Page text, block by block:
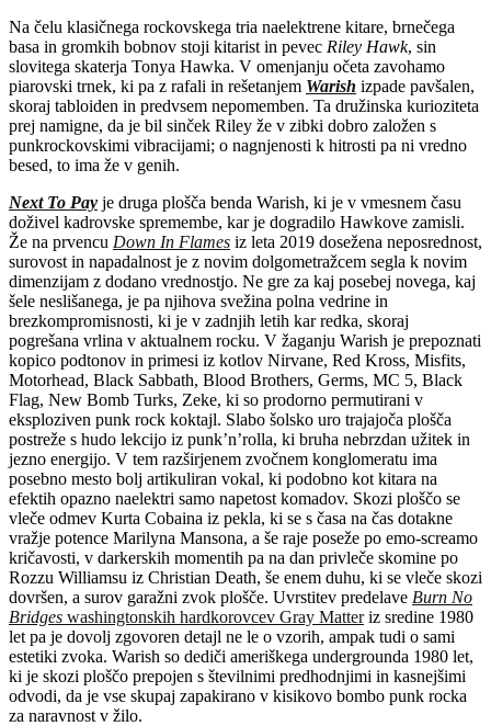
Na čelu klasičnega rockovskega tria naelektrene kitare, brnečega
basa in gromkih bobnov stoji kitarist in pevec Riley Hawk, sin
slovitega skaterja Tonya Hawka. V omenjanju očeta zavohamo
piarovski trnek, ki pa z rafali in rešetanjem Warish izpade pavšalen,
skoraj tabloiden in predvsem nepomemben. Ta družinska kurioziteta
prej namigne, da je bil sinček Riley že v zibki dobro založen s
punkrockovskimi vibracijami; o nagnjenosti k hitrosti pa ni vredno
besed, to ima že v genih.
Next To Pay je druga plošča benda Warish, ki je v vmesnem času
doživel kadrovske spremembe, kar je dogradilo Hawkove zamisli.
Že na prvencu Down In Flames iz leta 2019 dosežena neposrednost,
surovost in napadalnost je z novim dolgometražcem segla k novim
dimenzijam z dodano vrednostjo. Ne gre za kaj posebej novega, kaj
šele neslišanega, je pa njihova svežina polna vedrine in
brezkompromisnosti, ki je v zadnjih letih kar redka, skoraj
pogrešana vrlina v aktualnem rocku. V žaganju Warish je prepoznati
kopico podtonov in primesi iz kotlov Nirvane, Red Kross, Misfits,
Motorhead, Black Sabbath, Blood Brothers, Germs, MC 5, Black
Flag, New Bomb Turks, Zeke, ki so prodorno permutirani v
eksploziven punk rock koktajl. Slabo šolsko uro trajajoča plošča
postreže s hudo lekcijo iz punk’n’rolla, ki bruha nebrzdan užitek in
jezno energijo. V tem razširjenem zvočnem konglomeratu ima
posebno mesto bolj artikuliran vokal, ki podobno kot kitara na
efektih opazno naelektri samo napetost komadov. Skozi ploščo se
vleče odmev Kurta Cobaina iz pekla, ki se s časa na čas dotakne
vražje potence Marilyna Mansona, a še raje poseže po emo-screamo
kričavosti, v darkerskih momentih pa na dan privleče skomine po
Rozzu Williamsu iz Christian Death, še enem duhu, ki se vleče skozi
dovršen, a surov garažni zvok plošče. Uvrstitev predelave Burn No
Bridges washingtonskih hardkorovcev Gray Matteriz sredine 1980
let pa je dovolj zgovoren detajl ne le o vzorih, ampak tudi o sami
estetiki zvoka. Warish so dediči ameriškega undergrounda 1980 let,
ki je skozi ploščo prepojen s številnimi predhodnjimi in kasnejšimi
odvodi, da je vse skupaj zapakirano v kisikovo bombo punk rocka
za naravnost v žilo.